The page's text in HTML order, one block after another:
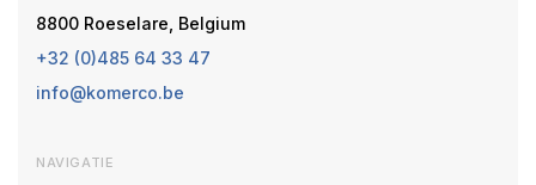
8800 Roeselare, Belgium
+32 (0)485 64 33 47
info@komerco.be
NAVIGATIE